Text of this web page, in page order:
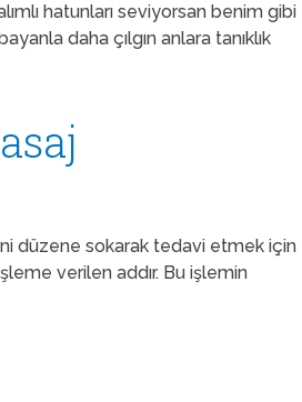
hatunları seviyorsan benim gibi
daha çılgın anlara tanıklık
düzene sokarak tedavi etmek için
verilen addır. Bu işlemin